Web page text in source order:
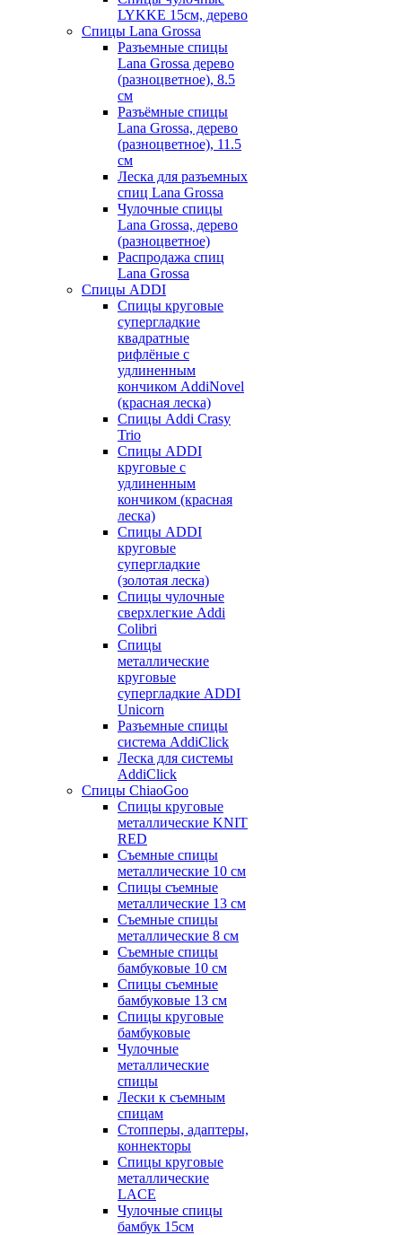
LYKKE 15см, дерево
Спицы Lana Grossa
Разъемные спицы
Lana Grossa дерево
(разноцветное), 8.5
см
Разъёмные спицы
Lana Grossa, дерево
(разноцветное), 11.5
см
Леска для разъемных
спиц Lana Grossa
Чулочные спицы
Lana Grossa, дерево
(разноцветное)
Распродажа спиц
Lana Grossa
Спицы ADDI
Спицы круговые
супергладкие
квадратные
рифлёные с
удлиненным
кончиком AddiNovel
(красная леска)
Спицы Addi Crasy
Trio
Спицы ADDI
круговые с
удлиненным
кончиком (красная
леска)
Спицы ADDI
круговые
супергладкие
(золотая леска)
Спицы чулочные
сверхлегкие Addi
Colibri
Спицы
металлические
круговые
супергладкие ADDI
Unicorn
Разъемные спицы
система AddiClick
Леска для системы
AddiClick
Спицы ChiaoGoo
Спицы круговые
металлические KNIT
RED
Съемные спицы
металлические 10 см
Спицы съемные
металлические 13 см
Съемные спицы
металлические 8 см
Съемные спицы
бамбуковые 10 см
Спицы съемные
бамбуковые 13 см
Спицы круговые
бамбуковые
Чулочные
металлические
спицы
Лески к съемным
спицам
Стопперы, адаптеры,
коннекторы
Спицы круговые
металлические
LACE
Чулочные спицы
бамбук 15см